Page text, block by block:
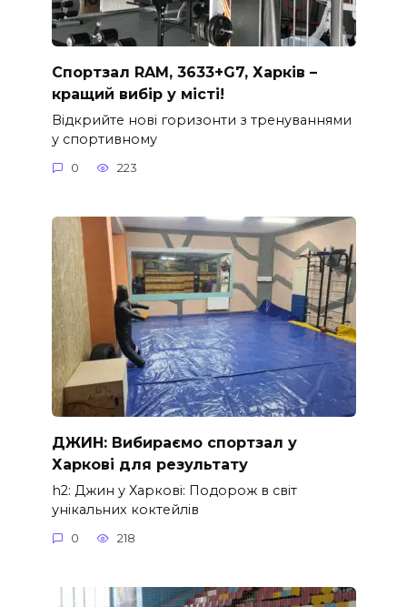
Спортзал RAM, 3633+G7, Харків –
кращий вибір у місті!
Відкрийте нові горизонти з тренуваннями
у спортивному
0 223
ДЖИН: Вибираємо спортзал у
Харкові для результату
h2: Джин у Харкові: Подорож в світ
унікальних коктейлів
0 218